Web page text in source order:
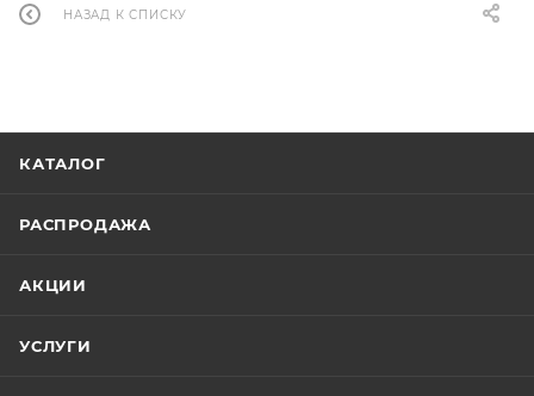
НАЗАД К СПИСКУ
КАТАЛОГ
РАСПРОДАЖА
АКЦИИ
УСЛУГИ